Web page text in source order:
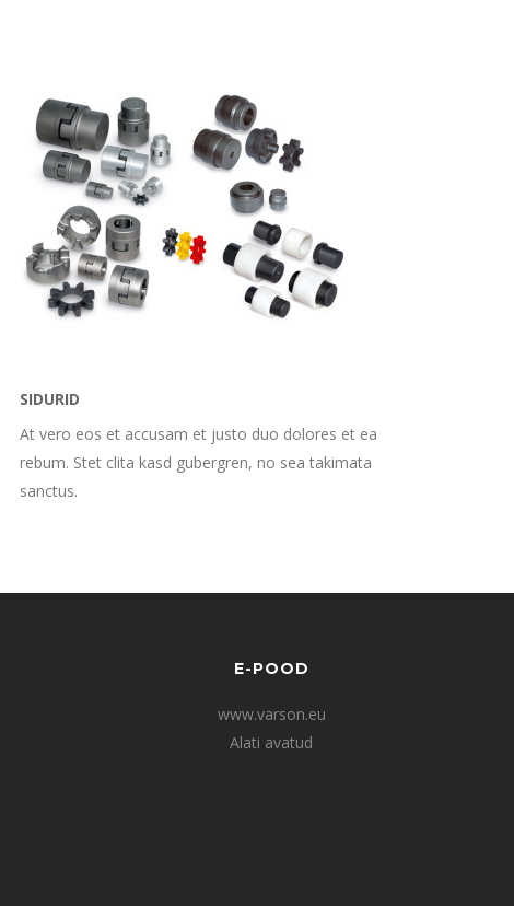
SIDURID
At vero eos et accusam et justo duo dolores et ea
rebum. Stet clita kasd gubergren, no sea takimata
sanctus.
E-POOD
www.varson.eu
Alati avatud